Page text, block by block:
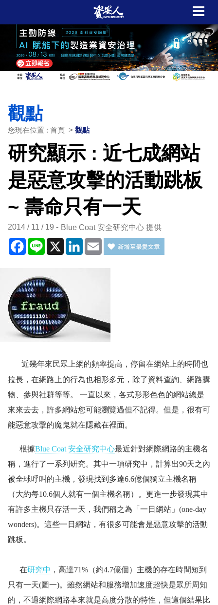
觀點
您現在位置 : 首頁 > 觀點
研究顯示 : 近七成網站
是惡意攻擊的活動跳板
~ 壽命只有一天
2014 / 11 / 19 Blue Coat 安全研究中心 提供
Facebook
Line X LinkedIn
Email
近幾年來民眾上網的頻率提高，停留在網站上的時間也
拉長，在網路上的行為也相形多元，除了資料查詢、網路購
物、參與社群等等。 一直以來，各式形形色色的網站總是
來來去去，許多網站您可能瀏覽過但不記得。但是，很有可
能惡意攻擊的魔鬼就在隱藏在裡面。
根據Blue Coat 安全研究中心最近針對網際網路的主機名
稱，進行了一系列研究。其中一項研究中，計算出90天之內
被全球呼叫的主機，發現找到多達6.6億個獨立主機名稱
（大約每10.6個人就有一個主機名稱）。更進一步發現其中
有許多主機只存活一天，我們稱之為「一日網站」(one-day
wonders)。這些一日網站，有很多可能會是惡意攻擊的活動
跳板。
在研究中 ，高達71%（約4.7億個）主機的存在時間短到
只有一天(圖一)。雖然網站和服務增加速度超快是眾所周知
的，不過網際網路本來就是高度分散的特性，但這個結果比